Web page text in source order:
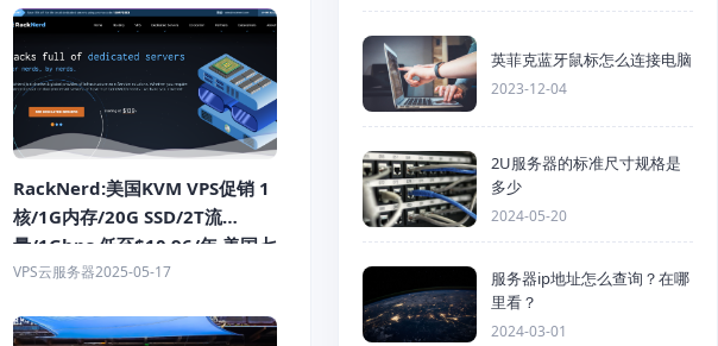
RackNerd:美国KVM VPS促销 1
核/1G内存/20G SSD/2T流
量/1Gbps 低至$10.96/年 美国七
大机房可选 支持自主更换IP
VPS云服务器2025-05-17
英菲克蓝牙鼠标怎么连接电脑
2023-12-04
2U服务器的标准尺寸规格是
多少
2024-05-20
服务器ip地址怎么查询？在哪
里看？
2024-03-01